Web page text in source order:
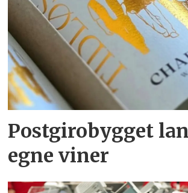
Postgirobygget
egne viner